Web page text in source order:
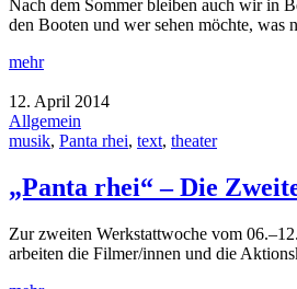
Nach dem Sommer bleiben auch wir in
den Booten und wer sehen möchte, was
mehr
12. April 2014
Allgemein
musik, Panta rhei, text, theater
„Panta rhei“ – Die
Zur zweiten Werkstattwoche vom
arbeiten die Filmer/innen und die